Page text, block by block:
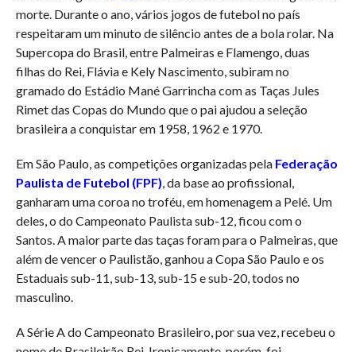
morte. Durante o ano, vários jogos de futebol no país
respeitaram um minuto de silêncio antes de a bola rolar. Na
Supercopa do Brasil, entre Palmeiras e Flamengo, duas
filhas do Rei, Flávia e Kely Nascimento, subiram no
gramado do Estádio Mané Garrincha com as Taças Jules
Rimet das Copas do Mundo que o pai ajudou a seleção
brasileira a conquistar em 1958, 1962 e 1970.
Em São Paulo, as competições organizadas pela Federação
Paulista de Futebol (FPF) , da base ao profissional,
ganharam uma coroa no troféu, em homenagem a Pelé. Um
deles, o do Campeonato Paulista sub-12, ficou com o
Santos. A maior parte das taças foram para o Palmeiras, que
além de vencer o Paulistão, ganhou a Copa São Paulo e os
Estaduais sub-11, sub-13, sub-15 e sub-20, todos no
masculino.
A Série A do Campeonato Brasileiro, por sua vez, recebeu o